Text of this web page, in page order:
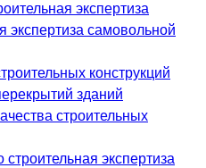
экспертиза
экспертиза самовольной
конструкций
зданий
строительных
строительная экспертиза